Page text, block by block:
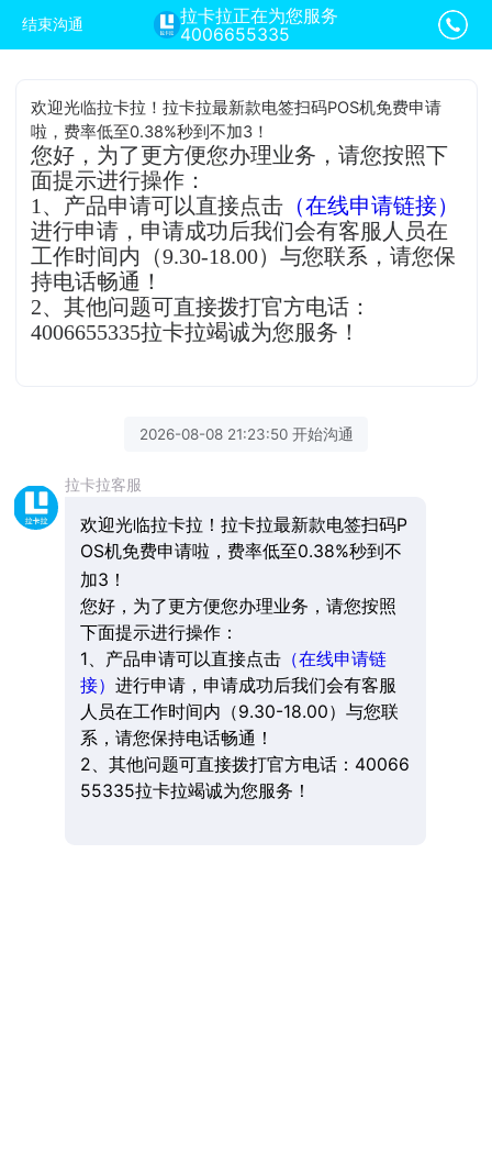
结束沟通
拉卡拉正在为您服务
4006655335
欢迎光临拉卡拉！拉卡拉最新款电签扫码POS机免费申请
啦，费率低至0.38%秒到不加3！
您好，为了更方便您办理业务，请您按照下
面提示进行操作：
1、产品申请可以直接点击 （在线申请链接）
进行申请，申请成功后我们会有客服人员在
工作时间内（9.30-18.00）与您联系，请您保
持电话畅通！
2、其他问题可直接拨打官方电话：
4006655335拉卡拉竭诚为您服务！
2026-08-08 21:23:50 开始沟通
拉卡拉客服
欢迎光临拉卡拉！拉卡拉最新款电签扫码P
OS机免费申请啦，费率低至0.38%秒到不
加3！
您好，为了更方便您办理业务，请您按照
下面提示进行操作：
1、产品申请可以直接点击（在线申请链
接） 进行申请，申请成功后我们会有客服
人员在工作时间内（9.30-18.00）与您联
系，请您保持电话畅通！
2、其他问题可直接拨打官方电话：40066
55335拉卡拉竭诚为您服务！